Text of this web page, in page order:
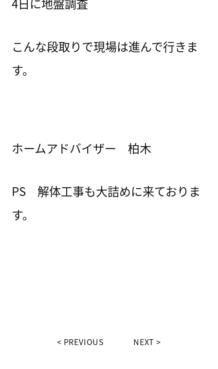
こんな段取りで現場は進んで行きま
す。
ホームアドバイザー 柏木
PS 解体工事も大詰めに来ておりま
す。
PREVIOUS NEXT